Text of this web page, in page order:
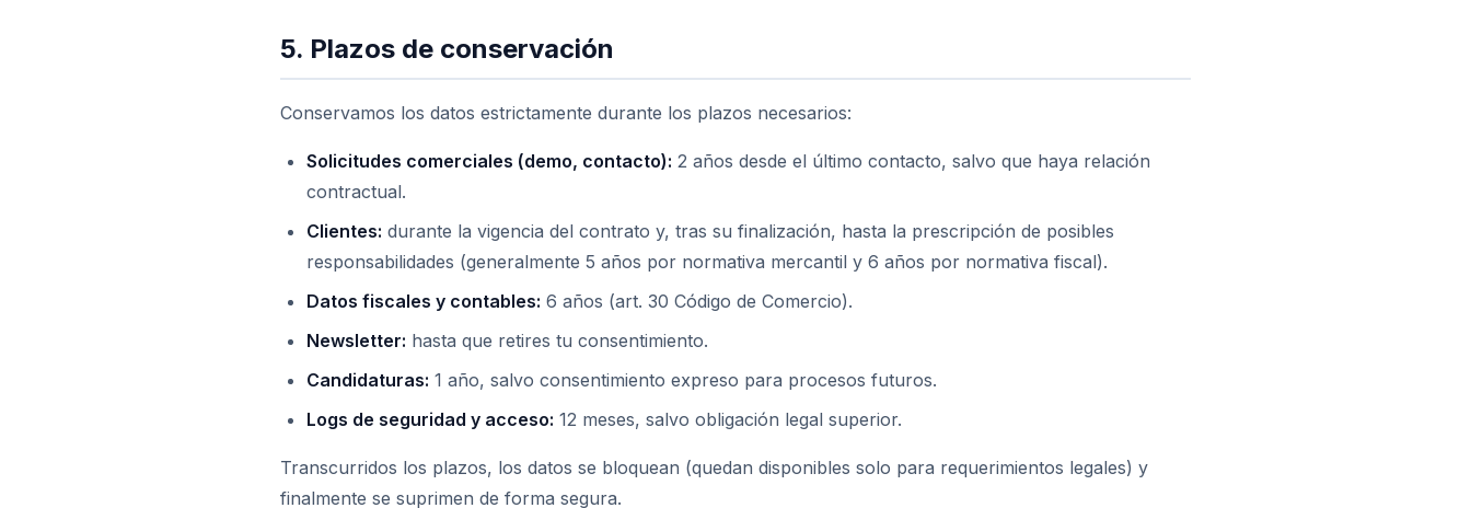
5. Plazos de conservación
Conservamos los datos estrictamente durante los plazos necesarios:
Solicitudes comerciales (demo, contacto): 2 años desde el último contacto, salvo que haya relación
contractual.
Clientes: durante la vigencia del contrato y, tras su finalización, hasta la prescripción de posibles
responsabilidades (generalmente 5 años por normativa mercantil y 6 años por normativa fiscal).
Datos fiscales y contables: 6 años (art. 30 Código de Comercio).
Newsletter: hasta que retires tu consentimiento.
Candidaturas: 1 año, salvo consentimiento expreso para procesos futuros.
Logs de seguridad y acceso: 12 meses, salvo obligación legal superior.
Transcurridos los plazos, los datos se bloquean (quedan disponibles solo para requerimientos legales) y
finalmente se suprimen de forma segura.